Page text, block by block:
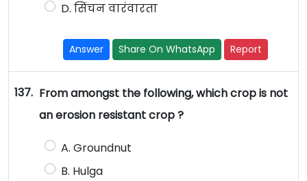
D. सिंचन वारंवारता
Answer Share On WhatsApp Report
137. From amongst the following, which crop is not
an erosion resistant crop ?
A. Groundnut
B. Hulga